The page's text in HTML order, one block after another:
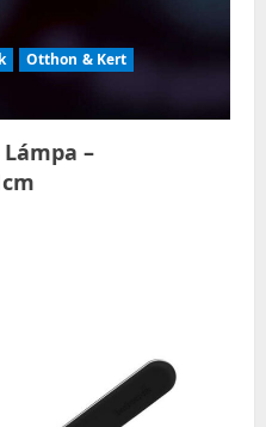
Otthon & Kert
–